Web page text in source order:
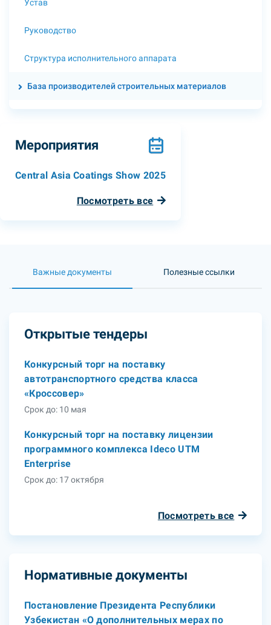
Устав
Руководство
Структура исполнительного аппарата
База производителей строительных материалов
Мероприятия
Central Asia Coatings Show 2025
Посмотреть все
Важные документы Полезные ссылки
Открытые тендеры
Конкурсный торг на поставку
автотранспортного средства класса
«Кроссовер»
Срок до: 10 мая
Конкурсный торг на поставку лицензии
программного комплекса Ideco UTM
Enterprise
Срок до: 17 октября
Посмотреть все
Нормативные документы
Постановление Президента Республики
Узбекистан «О дополнительных мерах по